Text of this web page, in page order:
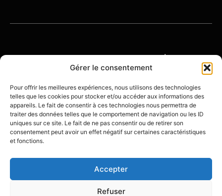
Gérer le consentement
Pour offrir les meilleures expériences, nous utilisons des technologies
telles que les cookies pour stocker et/ou accéder aux informations des
appareils. Le fait de consentir à ces technologies nous permettra de
traiter des données telles que le comportement de navigation ou les ID
uniques sur ce site. Le fait de ne pas consentir ou de retirer son
consentement peut avoir un effet négatif sur certaines caractéristiques
et fonctions.
Accepter
Refuser
© 2026 OENOTOURISME-FRANCE | TOUS
DROITS RÉSERVÉS
À
PROPOS
POLITIQUE DE
CONFIDENTIALITÉ
MENTIONS
LÉGALES
Créé avec ❤️ parOlivier Beining - Stratégie
Digitale